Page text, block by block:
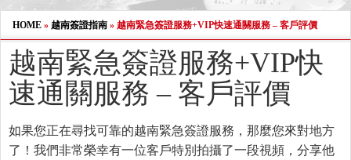
加快E-VISA服務
週末緊急電子簽證
查詢簽證狀態
HOME » 越南簽證指南 » 越南緊急簽證服務+VIP快速通關服務 – 客戶評價
越南緊急簽證服務+VIP快
速通關服務 – 客戶評價
如果您正在尋找可靠的越南緊急簽證服務，那麼您來對地方
了！我們非常榮幸有一位客戶特別拍攝了一段視頻，分享他